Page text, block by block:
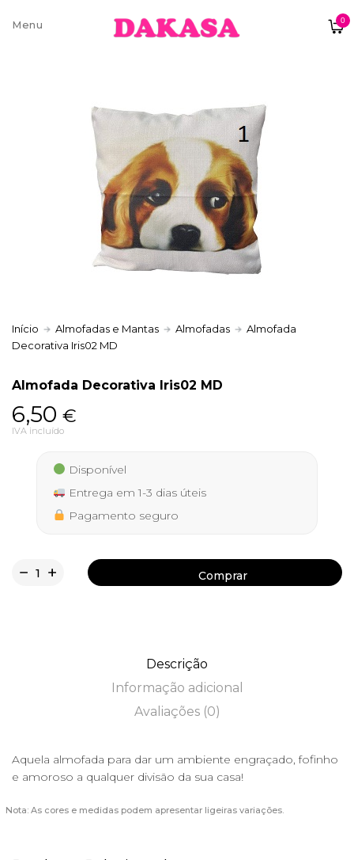
0
Sobre nós
Contatos e moradas
Pagamentos e Envios
Trocas e Devoluções
Início Almofadas e Mantas Almofadas
Almofada
Decorativa Iris02 MD
Almofada Decorativa Iris02 MD
6,50 €
IVA incluído
Disponível
Entrega em 1-3 dias úteis
Pagamento seguro
Comprar
Descrição
Informação adicional
Avaliações (0)
Aquela almofada para dar um ambiente engraçado, fofinho
e amoroso a qualquer divisão da sua casa!
Nota: As cores e medidas podem apresentar ligeiras variações.